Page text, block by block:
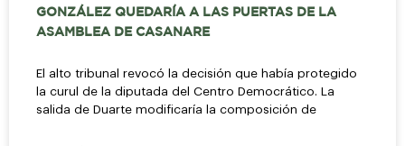
GONZÁLEZ QUEDARÍA A LAS PUERTAS DE LA
ASAMBLEA DE CASANARE
El alto tribunal revocó la decisión que había protegido
la curul de la diputada del Centro Democrático. La
salida de Duarte modificaría la composición de